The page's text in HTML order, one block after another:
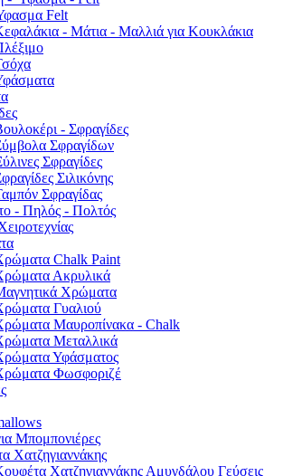
Felt
- Μάτια - Μαλλιά για Κουκλάκια
- Σφραγίδες
Σφραγίδων
Σφραγίδες
Σιλικόνης
Σφραγίδας
- Πηλός - Πολτός
Chalk Paint
Ακρυλικά
Χρώματα
Γυαλιού
Μαυροπίνακα - Chalk
Μεταλλικά
Υφάσματος
Φωσφοριζέ
Μπομπονιέρες
Χατζηγιαννάκης
Χατζηγιαννάκης Αμυγδάλου Γεύσεις